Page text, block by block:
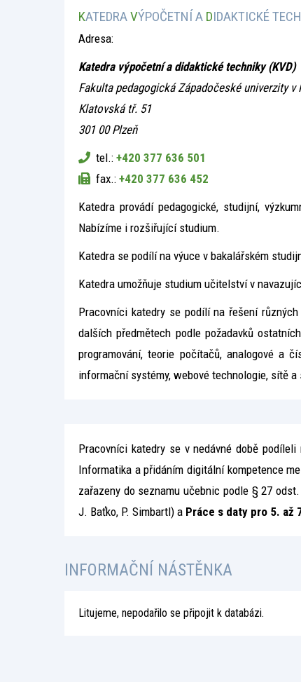
KATEDRAVÝPOČETNÍ A DIDAKTICKÉ
Adresa:
Katedra výpočetní a didaktické techniky (KVD)
Fakulta pedagogická Západočeské univerzity v
Klatovská tř. 51
301 00 Plzeň
tel.: +420 377 636 501
fax.: +420 377 636 452
Katedra provádí pedagogické, studijní,
Nabízíme i rozšiřující studium.
Katedra se podílí na výuce v bakalářském
Katedra umožňuje studium učitelství v
Pracovníci katedry se podílí na řešení
dalších předmětech podle požadavků
programování, teorie počítačů, analogové a
informační systémy, webové technologie, sítě
Pracovníci katedry se v nedávné době
Informatika a přidáním digitální kompetence
zařazeny do seznamu učebnic podle § 27
J. Baťko, P. Simbartl) a Práce s daty pro 5. až
INFORMAČNÍ NÁSTĚNKA
Litujeme, nepodařilo se připojit k databázi.